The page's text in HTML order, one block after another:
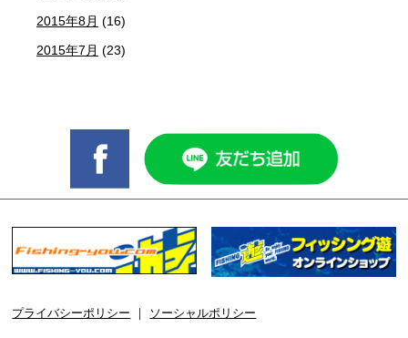
2015年8月 (16)
2015年7月 (23)
プライバシーポリシー ｜ ソーシャルポリシー